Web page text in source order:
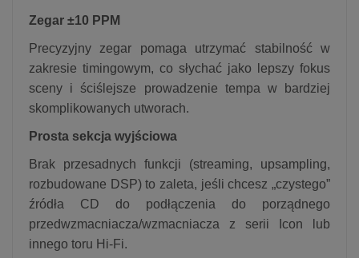
Zegar ±10 PPM
Precyzyjny zegar pomaga utrzymać stabilność w
zakresie timingowym, co słychać jako lepszy fokus
sceny i ściślejsze prowadzenie tempa w bardziej
skomplikowanych utworach.
Prosta sekcja wyjściowa
Brak przesadnych funkcji (streaming, upsampling,
rozbudowane DSP) to zaleta, jeśli chcesz „czystego”
źródła CD do podłączenia do porządnego
przedwzmacniacza/wzmacniacza z serii Icon lub
innego toru Hi-Fi.